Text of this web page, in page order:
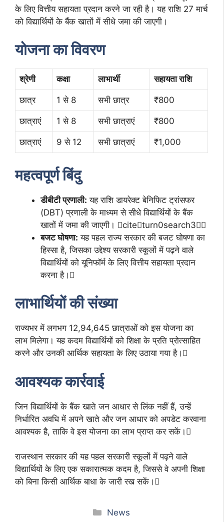
के लिए वित्तीय सहायता प्रदान करने जा रही है। यह राशि 27 मार्च
को विद्यार्थियों के बैंक खातों में सीधे जमा की जाएगी।
योजना का विवरण
श्रेणी कक्षा लाभार्थी सहायता राशि
छात्र 1 से 8 सभी छात्र ₹800
छात्राएं 1 से 8 सभी छात्राएं ₹800
छात्राएं 9 से 12 सभी छात्राएं ₹1,000
महत्वपूर्ण बिंदु
डीबीटी प्रणाली: यह राशि डायरेक्ट बेनिफिट ट्रांसफर
(DBT) प्रणाली के माध्यम से सीधे विद्यार्थियों के बैंक
खातों में जमा की जाएगी। citeturn0search3
बजट घोषणा: यह पहल राज्य सरकार की बजट घोषणा का
हिस्सा है, जिसका उद्देश्य सरकारी स्कूलों में पढ़ने वाले
विद्यार्थियों को यूनिफॉर्म के लिए वित्तीय सहायता प्रदान
करना है।
लाभार्थियों की संख्या
राज्यभर में लगभग 12,94,645 छात्राओं को इस योजना का
लाभ मिलेगा। यह कदम विद्यार्थियों को शिक्षा के प्रति प्रोत्साहित
करने और उनकी आर्थिक सहायता के लिए उठाया गया है।
आवश्यक कार्रवाई
जिन विद्यार्थियों के बैंक खाते जन आधार से लिंक नहीं हैं, उन्हें
निर्धारित अवधि में अपने खाते और जन आधार को अपडेट करवाना
आवश्यक है, ताकि वे इस योजना का लाभ प्राप्त कर सकें।
राजस्थान सरकार की यह पहल सरकारी स्कूलों में पढ़ने वाले
विद्यार्थियों के लिए एक सकारात्मक कदम है, जिससे वे अपनी शिक्षा
को बिना किसी आर्थिक बाधा के जारी रख सकें।
Categories
News